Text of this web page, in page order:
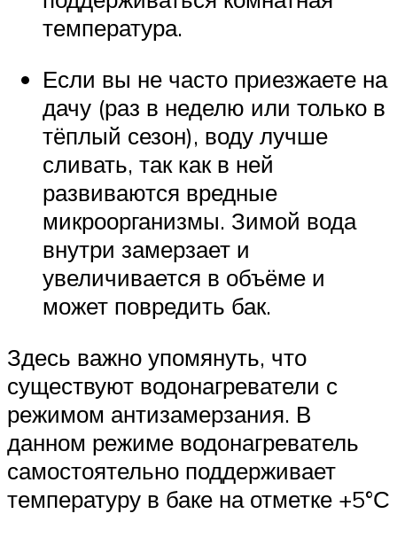
температура.
Если вы не часто приезжаете на
дачу (раз в неделю или только в
тёплый сезон), воду лучше
сливать, так как в ней
развиваются вредные
микроорганизмы. Зимой вода
внутри замерзает и
увеличивается в объёме и
может повредить бак.
Здесь важно упомянуть, что
существуют водонагреватели с
режимом антизамерзания. В
данном режиме водонагреватель
самостоятельно поддерживает
температуру в баке на отметке +5°С